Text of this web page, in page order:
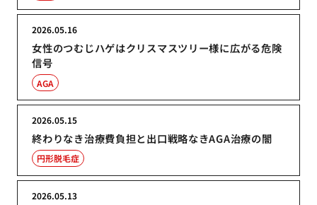
女性のつむじハゲはクリスマスツリー様に広がる危険
信号
2026.05.16
AGA
終わりなき治療費負担と出口戦略なきAGA治療の闇
2026.05.15
円形脱毛症
2026.05.13